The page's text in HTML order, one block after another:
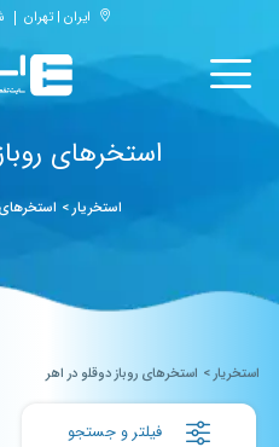
ایران | تهران
استخرهای
استخریار> استخرهای
استخریار> استخرهای روباز دوقلو در اهر